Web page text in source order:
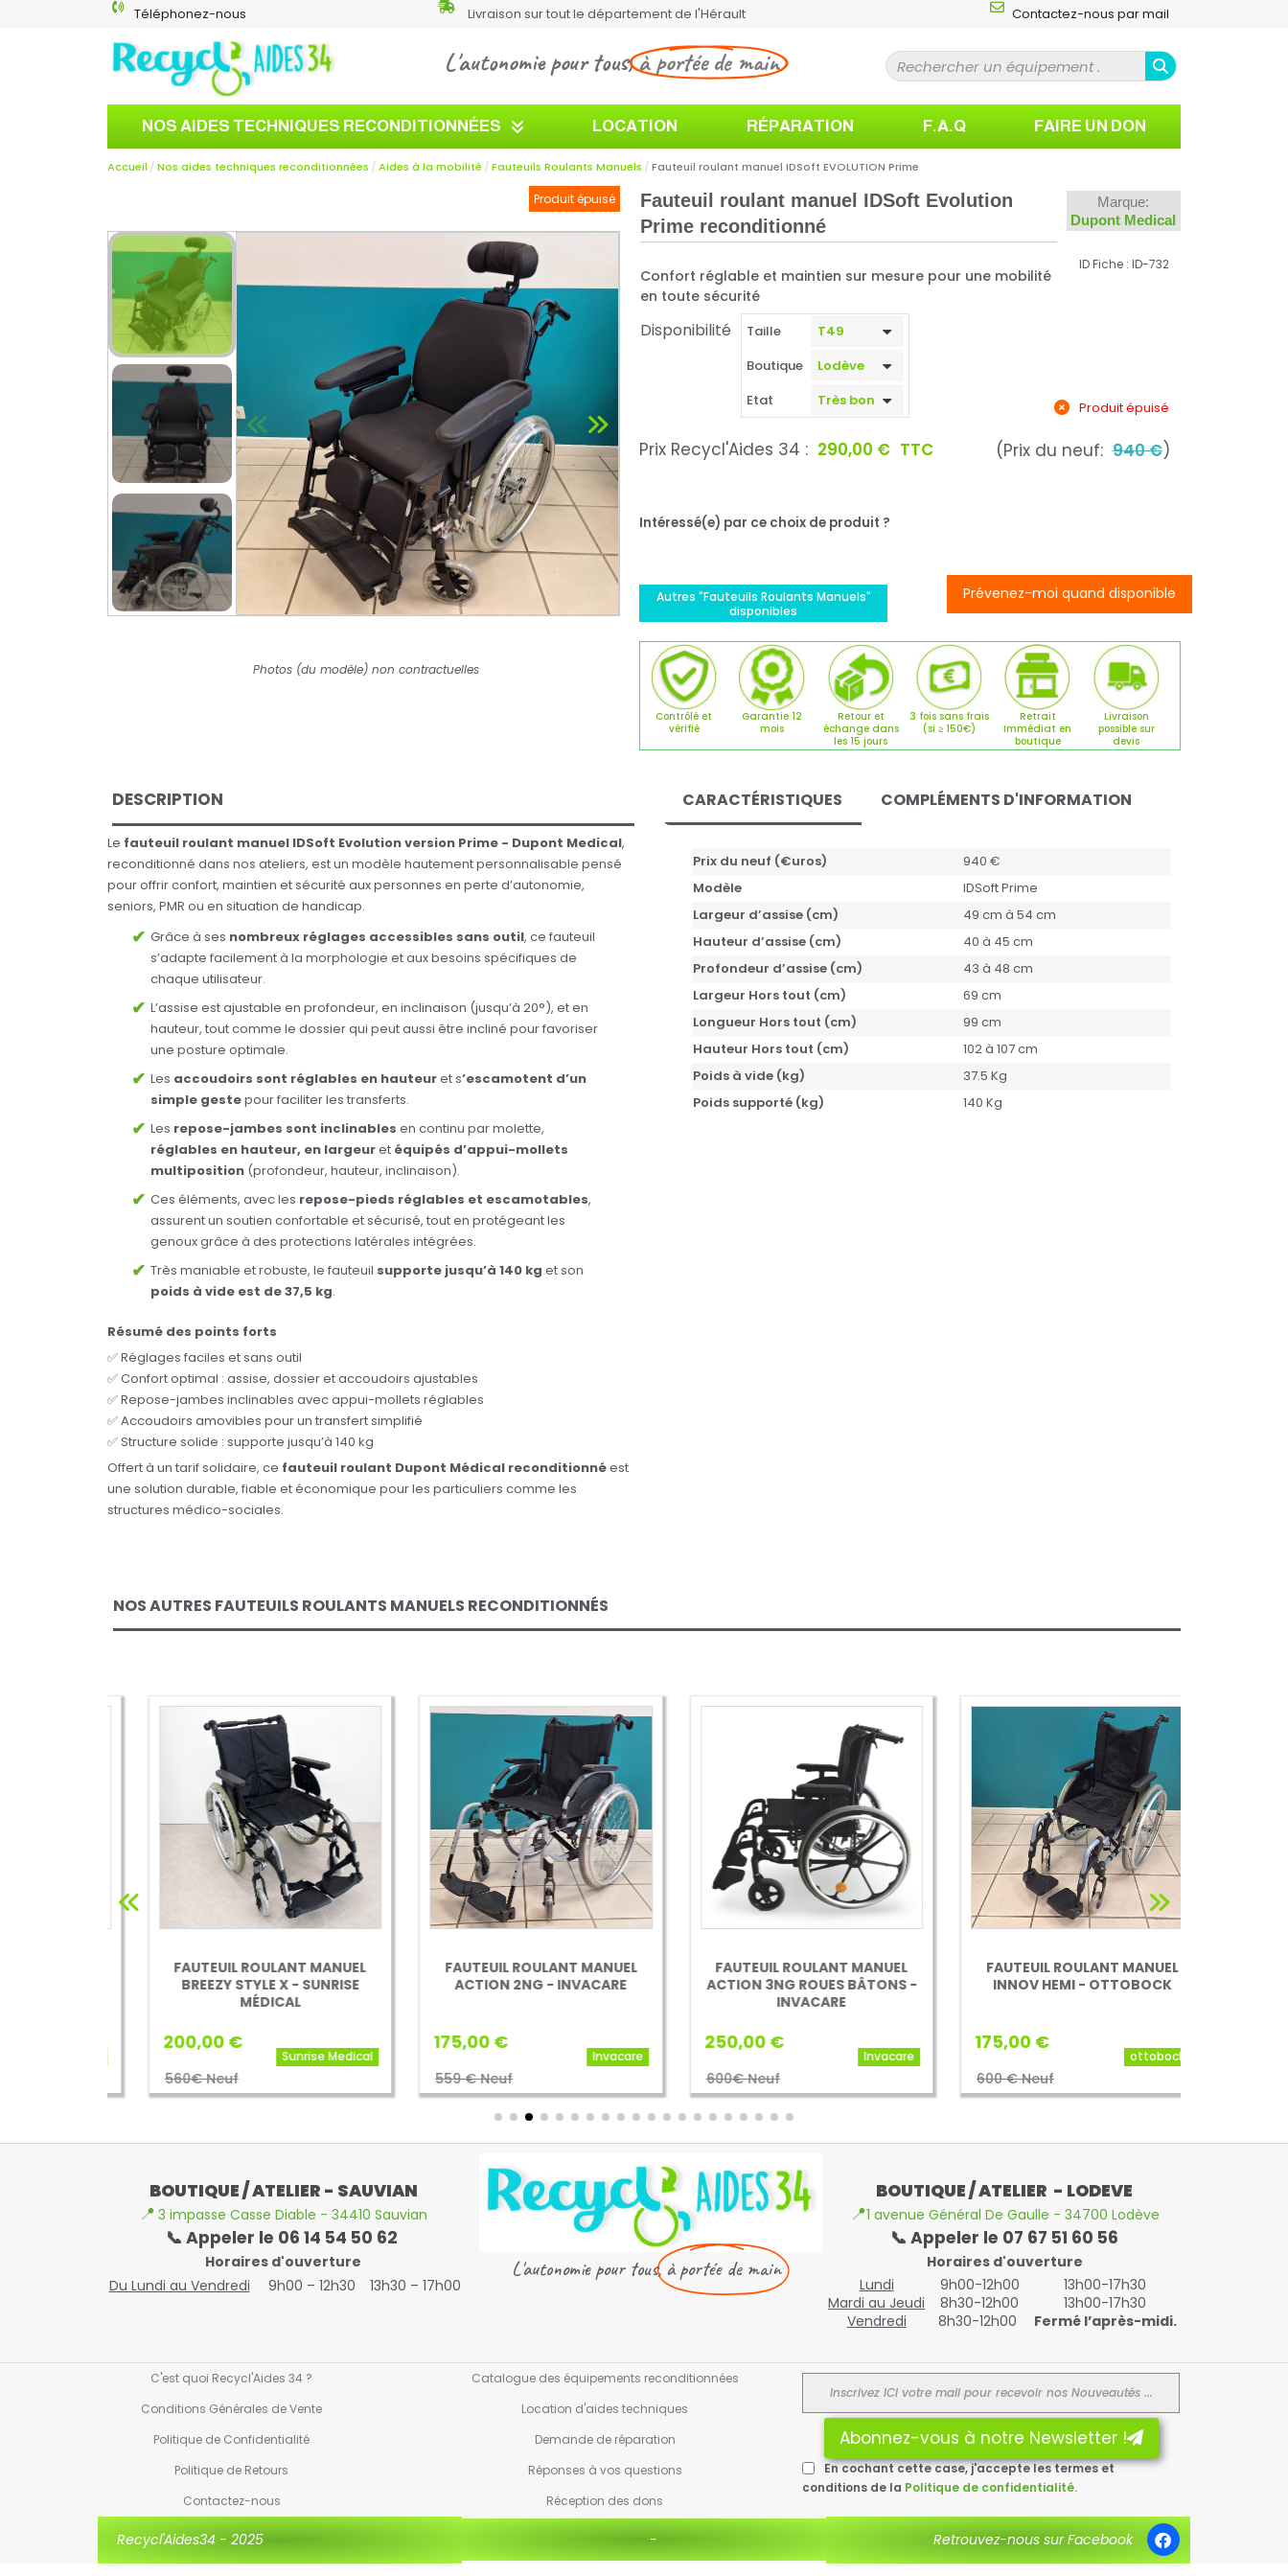
Téléphonez-nous Livraison sur tout le département de l'Hérault Contactez-nous par mail
L'autonomie pour tous,à portée de main
NOS AIDES TECHNIQUES RECONDITIONNÉES LOCATION RÉPARATION F.A.Q FAIRE UN DON
Accueil Nos aides techniques reconditionnées Aides à la mobilité Fauteuils Roulants Manuels Fauteuil roulant manuel IDSoft EVOLUTION Prime
Produit épuisé
Photos (du modèle) non contractuelles
Fauteuil roulant manuel IDSoft Evolution
Prime reconditionné
Confort réglable et maintien sur mesure pour une mobilité
en toute sécurité
Marque:
Dupont Medical
ID Fiche : ID-732
Disponibilité
Taille
Boutique
Etat
Produit épuisé
Prix Recycl'Aides 34 : 290,00 € TTC (Prix du neuf:940 €)
Intéressé(e) par ce choix de produit ?
Autres "Fauteuils Roulants Manuels"
disponibles
Prévenez-moi quand disponible
Contrôlé et
vérifié
Garantie 12
mois
Retour et
échange dans
les 15 jours
3 fois sans frais
(si ≥ 150€)
Retrait
Immédiat en
boutique
Livraison
possible sur
devis
DESCRIPTION
Le fauteuil roulant manuel IDSoft Evolution version Prime - Dupont Medical,
reconditionné dans nos ateliers, est un modèle hautement personnalisable pensé
pour offrir confort, maintien et sécurité aux personnes en perte d’autonomie,
seniors, PMR ou en situation de handicap.
Grâce à ses nombreux réglages accessibles sans outil, ce fauteuil
s’adapte facilement à la morphologie et aux besoins spécifiques de
chaque utilisateur.
L’assise est ajustable en profondeur, en inclinaison (jusqu’à 20°), et en
hauteur, tout comme le dossier qui peut aussi être incliné pour favoriser
une posture optimale.
Les accoudoirs sont réglables en hauteuret s’escamotent d’un
simple gestepour faciliter les transferts.
Les repose-jambes sont inclinables en continu par molette,
réglables en hauteur, en largeuret équipés d’appui-mollets
multiposition(profondeur, hauteur, inclinaison).
Ces éléments, avec les repose-pieds réglables et escamotables,
assurent un soutien confortable et sécurisé, tout en protégeant les
genoux grâce à des protections latérales intégrées.
Très maniable et robuste, le fauteuil supporte jusqu’à 140 kg et son
poids à vide est de 37,5 kg.
Résumé des points forts
✅ Réglages faciles et sans outil
✅ Confort optimal : assise, dossier et accoudoirs ajustables
✅ Repose-jambes inclinables avec appui-mollets réglables
✅ Accoudoirs amovibles pour un transfert simplifié
✅ Structure solide : supporte jusqu’à 140 kg
Offert à un tarif solidaire, ce fauteuil roulant Dupont Médical reconditionnéest
une solution durable, fiable et économique pour les particuliers comme les
structures médico-sociales.
CARACTÉRISTIQUES COMPLÉMENTS D'INFORMATION
Prix du neuf (€uros)
940 €
Modèle
IDSoft Prime
Largeur d’assise (cm)
49 cm à 54 cm
Hauteur d’assise (cm)
40 à 45 cm
Profondeur d’assise (cm)
43 à 48 cm
Largeur Hors tout (cm)
69 cm
Longueur Hors tout (cm)
99 cm
Hauteur Hors tout (cm)
102 à 107 cm
Poids à vide (kg)
37.5 Kg
Poids supporté (kg)
140 Kg
NOS AUTRES FAUTEUILS ROULANTS MANUELS RECONDITIONNÉS
FAUTEUIL ROULANT MANUEL
BREEZY STYLE X - SUNRISE
MÉDICAL
200,00 €
560€ Neuf
Sunrise Medical
FAUTEUIL ROULANT MANUEL
ACTION 2NG - INVACARE
175,00 €
559 € Neuf
Invacare
FAUTEUIL ROULANT MANUEL
ACTION 3NG ROUES BÂTONS -
INVACARE
250,00 €
600€ Neuf
Invacare
FAUTEUIL ROULANT MANUEL
INNOV HEMI - OTTOBOCK
175,00 €
600 € Neuf
ottobock
BOUTIQUE / ATELIER - SAUVIAN
📍 3 impasse Casse Diable - 34410 Sauvian
📞 Appeler le 06 14 54 50 62
Horaires d'ouverture
Du Lundi au Vendredi
9h00 – 12h30 13h30 – 17h00
L'autonomie pour tous,à portée de main
BOUTIQUE / ATELIER - LODEVE
📍1 avenue Général De Gaulle - 34700 Lodève
📞 Appeler le 07 67 51 60 56
Horaires d'ouverture
Lundi
9h00-12h00
13h00-17h30
Mardi au Jeudi
8h30-12h00
13h00-17h30
Vendredi
8h30-12h00 Fermé l’après-midi.
C'est quoi Recycl'Aides 34 ?
Conditions Générales de Vente
Politique de Confidentialité
Politique de Retours
Contactez-nous
Catalogue des équipements reconditionnées
Location d'aides techniques
Demande de réparation
Réponses à vos questions
Réception des dons
Abonnez-vous à notre Newsletter !
En cochant cette case, j'accepte les termes et
conditions de la Politique de confidentialité.
Recycl'Aides34 - 2025 - Retrouvez-nous sur Facebook